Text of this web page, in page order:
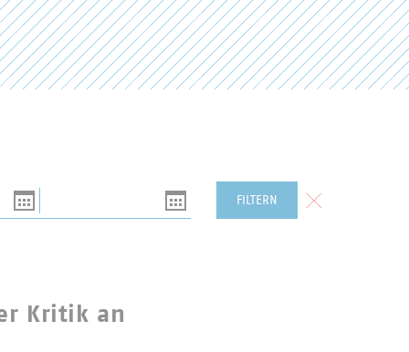
Bis
FILTERN
Formular
Kritik an